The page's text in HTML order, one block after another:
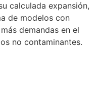
calculada expansión,
de modelos con
demandas en el
no contaminantes.